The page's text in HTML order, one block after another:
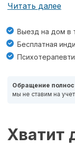
Читать далее
Выезд на дом в
Бесплатная
Обращение
мы не ставим на
Хватит